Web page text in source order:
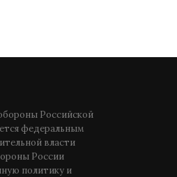
Российской
федеральным
власти
России
политику и